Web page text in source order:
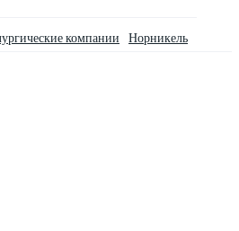
компании Норникель